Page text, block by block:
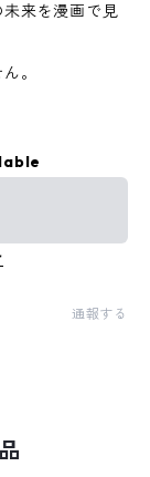
来を漫画で見
。
通報する